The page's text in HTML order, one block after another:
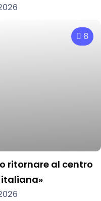
8
ritornare al centro